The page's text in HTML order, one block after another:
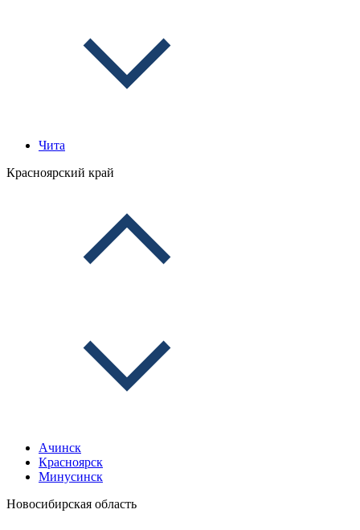
Чита
Красноярский край
Ачинск
Красноярск
Минусинск
Новосибирская область